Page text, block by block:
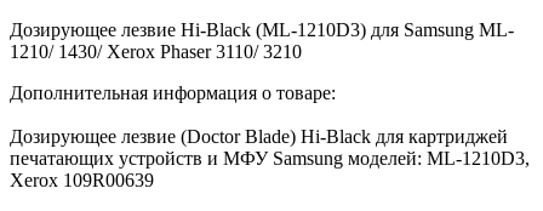
Дозирующее лезвие Hi-Black (ML-1210D3) для Samsung ML-
1210/ 1430/ Xerox Phaser 3110/ 3210
Дополнительная информация о товаре:
Дозирующее лезвие (Doctor Blade) Hi-Black для картриджей
печатающих устройств и МФУ Samsung моделей: ML-1210D3,
Xerox 109R00639